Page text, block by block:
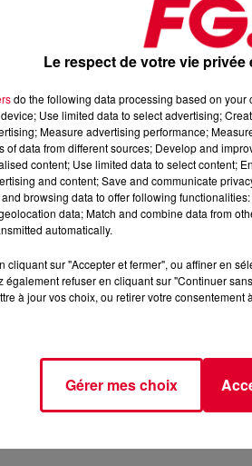
2025
, 📱 et sur l’Application FG (IOS
rave et tech-house
Le respect de votre vie
do the following data processing based on
Use limited data to select advertising;
Measure advertising performance;
of data from different sources; Develop and
content; Use limited data to select content;
and content; Save and communicate
browsing data to offer following
data; Match and combine data from
automatically.
cliquant sur "Accepter et fermer", ou affiner en
également refuser en cliquant sur "Continuer
à jour vos choix, ou retirer votre
Gérer mes choix